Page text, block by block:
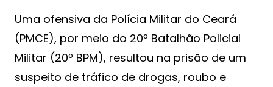
Uma ofensiva da Polícia Militar do Ceará
(PMCE), por meio do 20º Batalhão Policial
Militar (20º BPM), resultou na prisão de um
suspeito de tráfico de drogas, roubo e